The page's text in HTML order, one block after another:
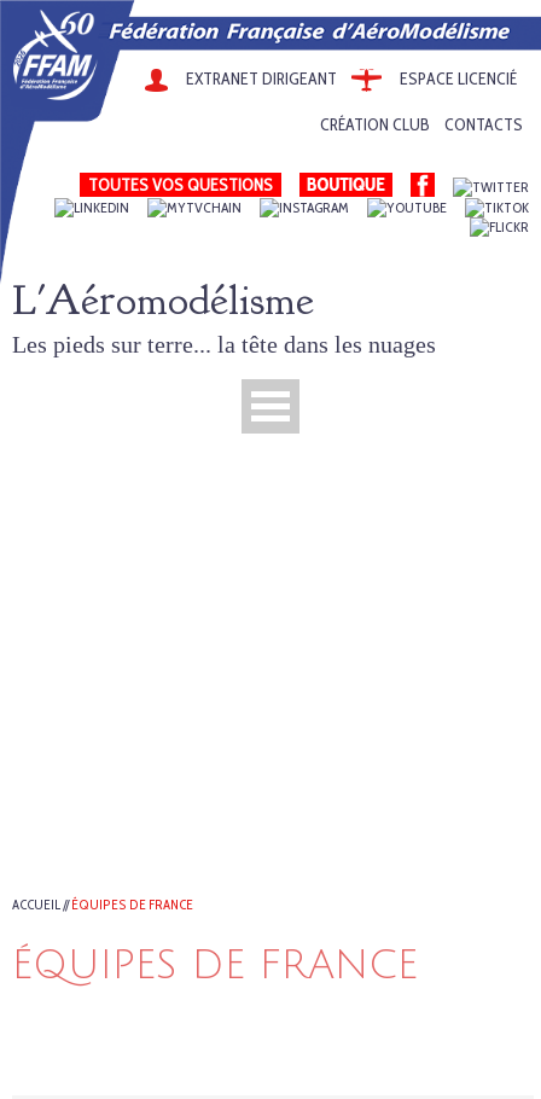
EXTRANET DIRIGEANT ESPACE LICENCIÉ
CRÉATION CLUB CONTACTS
TOUTES VOS QUESTIONS
L'Aéromodélisme
Les pieds sur terre... la tête dans les nuages
ACCUEIL//ÉQUIPES DE FRANCE
ÉQUIPES DE FRANCE